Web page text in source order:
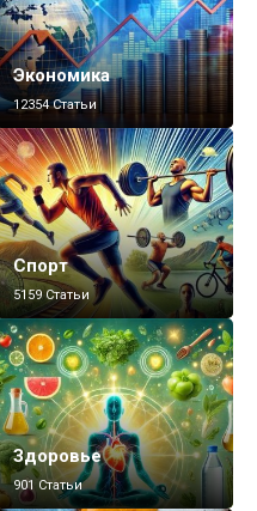
Экономика
12354 Статьи
Спорт
5159 Статьи
Здоровье
901 Статьи